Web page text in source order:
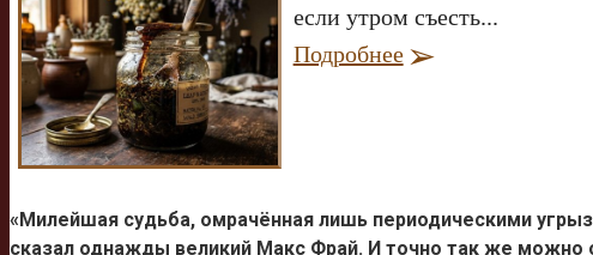
если утром съесть...
Подробнее
«Милейшая судьба, омрачённая лишь периодическими
сказал однажды великий Макс Фрай. И точно так же можно